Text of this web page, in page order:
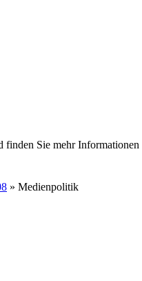
Sie mehr
» Medienpolitik